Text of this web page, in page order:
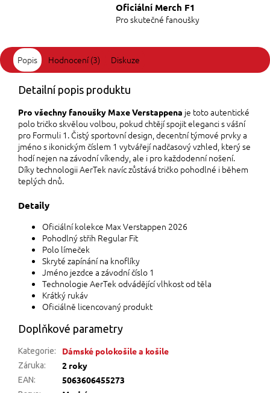
Oficiální Merch F1
Pro skutečné fanoušky
Popis Hodnocení (3) Diskuze
Detailní popis produktu
Pro všechny fanoušky Maxe Verstappena je toto autentické
polo tričko skvělou volbou, pokud chtějí spojit eleganci s vášní
pro Formuli 1. Čistý sportovní design, decentní týmové prvky a
jméno s ikonickým číslem 1 vytvářejí nadčasový vzhled, který se
hodí nejen na závodní víkendy, ale i pro každodenní nošení.
Díky technologii AerTek navíc zůstává tričko pohodlné i během
teplých dnů.
Detaily
Oficiální kolekce Max Verstappen 2026
Pohodlný střih Regular Fit
Polo límeček
Skryté zapínání na knoflíky
Jméno jezdce a závodní číslo 1
Technologie AerTek odvádějící vlhkost od těla
Krátký rukáv
Oficiálně licencovaný produkt
Doplňkové parametry
Kategorie: Dámské polokošile a košile
Záruka: 2 roky
EAN: 5063606455273